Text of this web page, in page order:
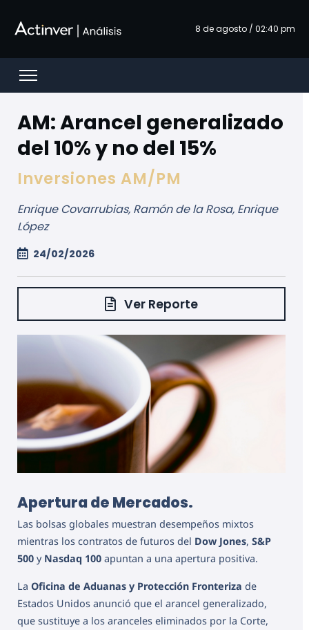
8 de agosto / 02:40 pm
Open menu
AM: Arancel generalizado
del 10% y no del 15%
Inversiones AM/PM
Enrique Covarrubias, Ramón de la Rosa, Enrique
López
24/02/2026
Ver Reporte
Apertura de Mercados.
Las bolsas globales muestran desempeños mixtos
mientras los contratos de futuros del Dow Jones, S&P
500 y Nasdaq 100 apuntan a una apertura positiva.
La Oficina de Aduanas y Protección Fronteriza de
Estados Unidos anunció que el arancel generalizado,
que sustituye a los aranceles eliminados por la Corte,